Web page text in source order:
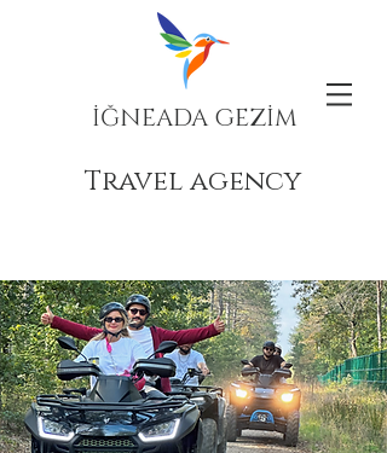
İĞNEADA GEZİM
Travel agency